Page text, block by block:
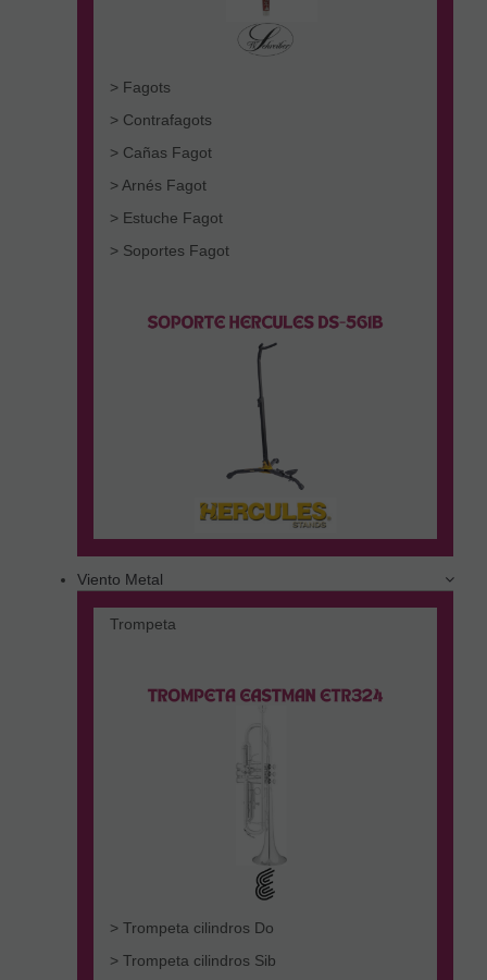
> Fagots
> Contrafagots
> Cañas Fagot
> Arnés Fagot
> Estuche Fagot
> Soportes Fagot
Viento Metal
Trompeta
> Trompeta cilindros Do
> Trompeta cilindros Sib